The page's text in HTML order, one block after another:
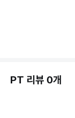
PT 리뷰 0개